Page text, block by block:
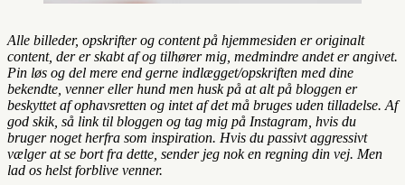
Alle billeder, opskrifter og content på hjemmesiden er originalt
content, der er skabt af og tilhører mig, medmindre andet er angivet.
Pin løs og del mere end gerne indlægget/opskriften med dine
bekendte, venner eller hund men husk på at alt på bloggen er
beskyttet af ophavsretten og intet af det må bruges uden tilladelse. Af
god skik, så link til bloggen og tag mig på Instagram, hvis du
bruger noget herfra som inspiration. Hvis du passivt aggressivt
vælger at se bort fra dette, sender jeg nok en regning din vej. Men
lad os helst forblive venner.